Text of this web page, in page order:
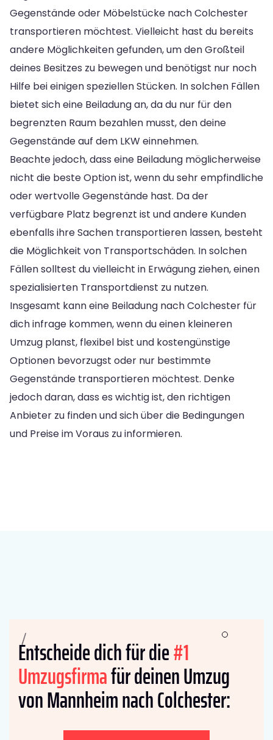
Gegenstände oder Möbelstücke nach Colchester
transportieren möchtest. Vielleicht hast du bereits
andere Möglichkeiten gefunden, um den Großteil
deines Besitzes zu bewegen und benötigst nur noch
Hilfe bei einigen speziellen Stücken. In solchen Fällen
bietet sich eine Beiladung an, da du nur für den
begrenzten Raum bezahlen musst, den deine
Gegenstände auf dem LKW einnehmen.
Beachte jedoch, dass eine Beiladung möglicherweise
nicht die beste Option ist, wenn du sehr empfindliche
oder wertvolle Gegenstände hast. Da der
verfügbare Platz begrenzt ist und andere Kunden
ebenfalls ihre Sachen transportieren lassen, besteht
die Möglichkeit von Transportschäden. In solchen
Fällen solltest du vielleicht in Erwägung ziehen, einen
spezialisierten Transportdienst zu nutzen.
Insgesamt kann eine Beiladung nach Colchester für
dich infrage kommen, wenn du einen kleineren
Umzug planst, flexibel bist und kostengünstige
Optionen bevorzugst oder nur bestimmte
Gegenstände transportieren möchtest. Denke
jedoch daran, dass es wichtig ist, den richtigen
Anbieter zu finden und sich über die Bedingungen
und Preise im Voraus zu informieren.
Entscheide dich für die#1
Umzugsfirmafür deinen Umzug
von Mannheim nach Colchester: